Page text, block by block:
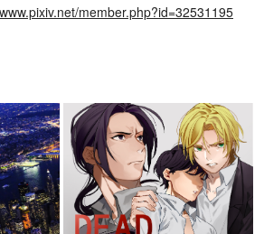
member.php?id=32531195